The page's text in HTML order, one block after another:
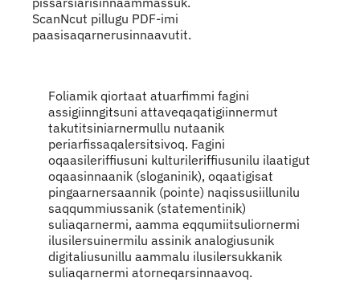
ScanNcut pillugu PDF-imi
paasisaqarnerusinnaavutit.
Foliamik qiortaat atuarfimmi fagini
assigiinngitsuni attaveqaqatigiinnermut
takutitsiniarnermullu nutaanik
periarfissaqalersitsivoq. Fagini
oqaasileriffiusuni kulturileriffiusunilu ilaatigut
oqaasinnaanik (sloganinik), oqaatigisat
pingaarnersaannik (pointe) naqissusiillunilu
saqqummiussanik (statementinik)
suliaqarnermi, aamma eqqumiitsuliornermi
ilusilersuinermilu assinik analogiusunik
digitaliusunillu aammalu ilusilersukkanik
suliaqarnermi atorneqarsinnaavoq.